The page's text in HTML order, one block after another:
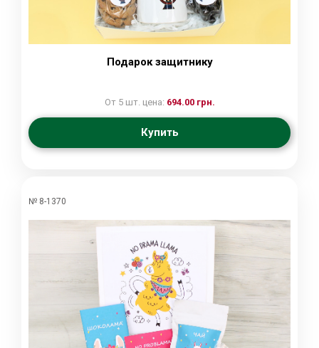
Подарок защитнику
От 5 шт. цена: 694.00 грн.
Купить
№ 8-1370